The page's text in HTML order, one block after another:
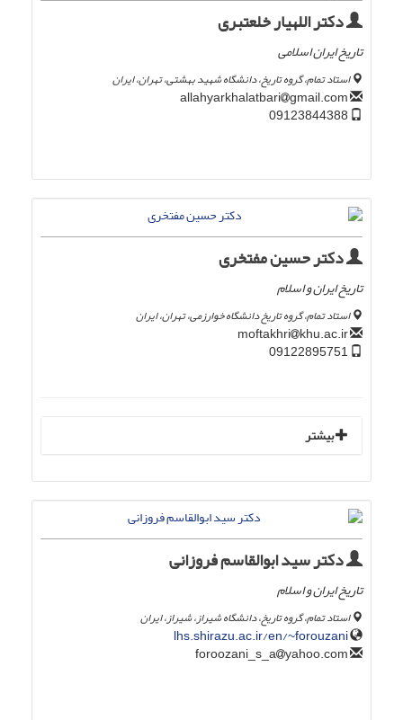
دکتر اللهیار خلعتبری
تاریخ ایران اسلامی
استاد تمام، گروه تاریخ، دانشگاه شهید بهشتی، تهران، ایران
gmail.com
دکتر حسین مفتخری
تاریخ ایران و اسلام
استاد تمام، گروه تاریخ دانشگاه خوارزمی، تهران، ایران
khu.ac.ir
بیشتر
دکتر سید ابوالقاسم فروزانی
تاریخ ایران و اسلام
استاد تمام، گروه تاریخ، دانشگاه شیراز، شیراز، ایران
lhs.shirazu.ac.ir/en/~forouzani
yahoo.com